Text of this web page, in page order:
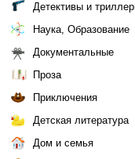
Детективы и
Наука, Образование
Документальные
Проза
Приключения
Детская литература
Дом и семья